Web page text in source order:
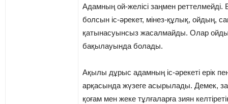
Адамның ой-желісі заңмен реттелмейді.
болсын іс-әрекет, мінез-құлық, ойдың,
қатынасуынсыз жасалмайды. Олар ойдың
бақылауында болады.
Ақылы дұрыс адамның іс-әрекеті ерік
арқасында жүзеге асырылады. Демек,
қоғам мен жеке тұлғаларға зиян